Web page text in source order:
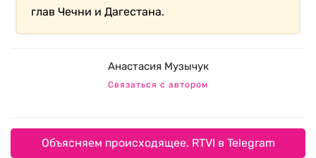
глав Чечни и Дагестана.
Анастасия Музычук
Связаться с автором
Объясняем происходящее. RTVI в Telegram